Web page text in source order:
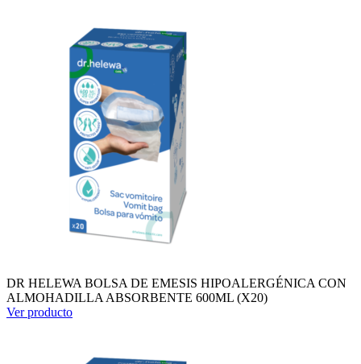
DR HELEWA BOLSA DE EMESIS HIPOALERGÉNICA CON
ALMOHADILLA ABSORBENTE 600ML (X20)
Ver producto